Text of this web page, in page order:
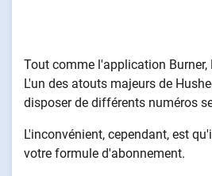
Tout comme l'application
L'un des atouts majeurs de
disposer de différents numéros
L'inconvénient, cependant, est
votre formule d'abonnement.